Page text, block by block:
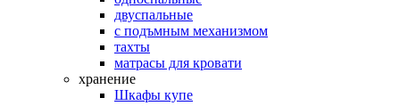
двуспальные
с подъмным механизмом
тахты
матрасы для кровати
хранение
Шкафы купе